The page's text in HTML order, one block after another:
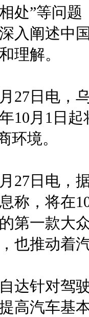
处”等问
入阐述中
理解。
日电，
10月1日
环境。
日电，
称，将在
第一款大
也推动着
针对驾驶
高汽车基